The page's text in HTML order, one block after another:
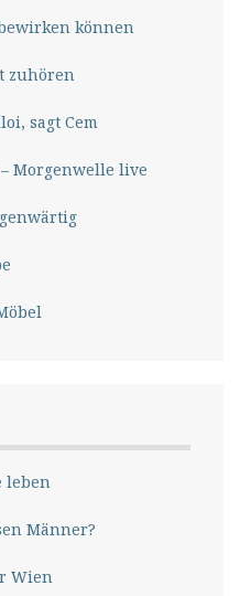
können
zuhören
sagt Cem
Morgenwelle live
leben
Männer?
Wien